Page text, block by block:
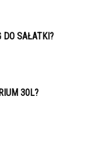
DO SAŁATKI?
30L?